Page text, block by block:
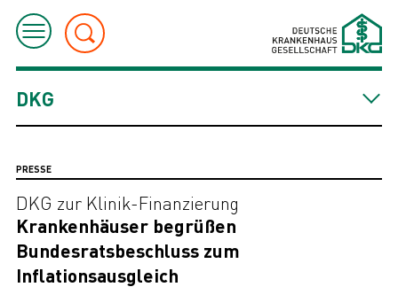
DKG
PRESSE
DKG zur Klinik-Finanzierung
Krankenhäuser begrüßen
Bundesratsbeschluss zum
Inflationsausgleich